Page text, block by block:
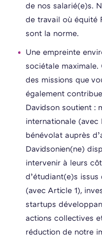
de nos salarié(e)s.
de travail où équité
sont la norme.
Une empreinte
sociétale maximale.
des missions que
également
Davidson soutient :
internationale (avec
bénévolat auprès
Davidsonien(ne)
intervenir à leurs
d’étudiant(e)s
(avec Article 1),
startups
actions collectives
réduction de notre